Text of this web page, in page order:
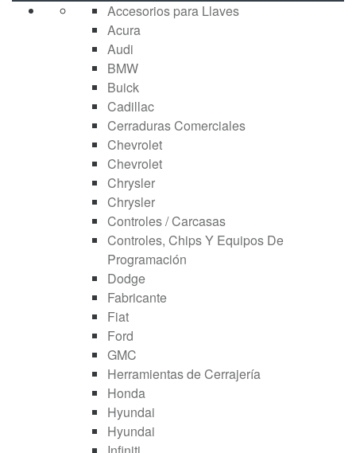
Accesorios para Llaves
Acura
Audi
BMW
Buick
Cadillac
Cerraduras Comerciales
Chevrolet
Chevrolet
Chrysler
Chrysler
Controles / Carcasas
Controles, Chips Y Equipos De
Programación
Dodge
Fabricante
Fiat
Ford
GMC
Herramientas de Cerrajería
Honda
Hyundai
Hyundai